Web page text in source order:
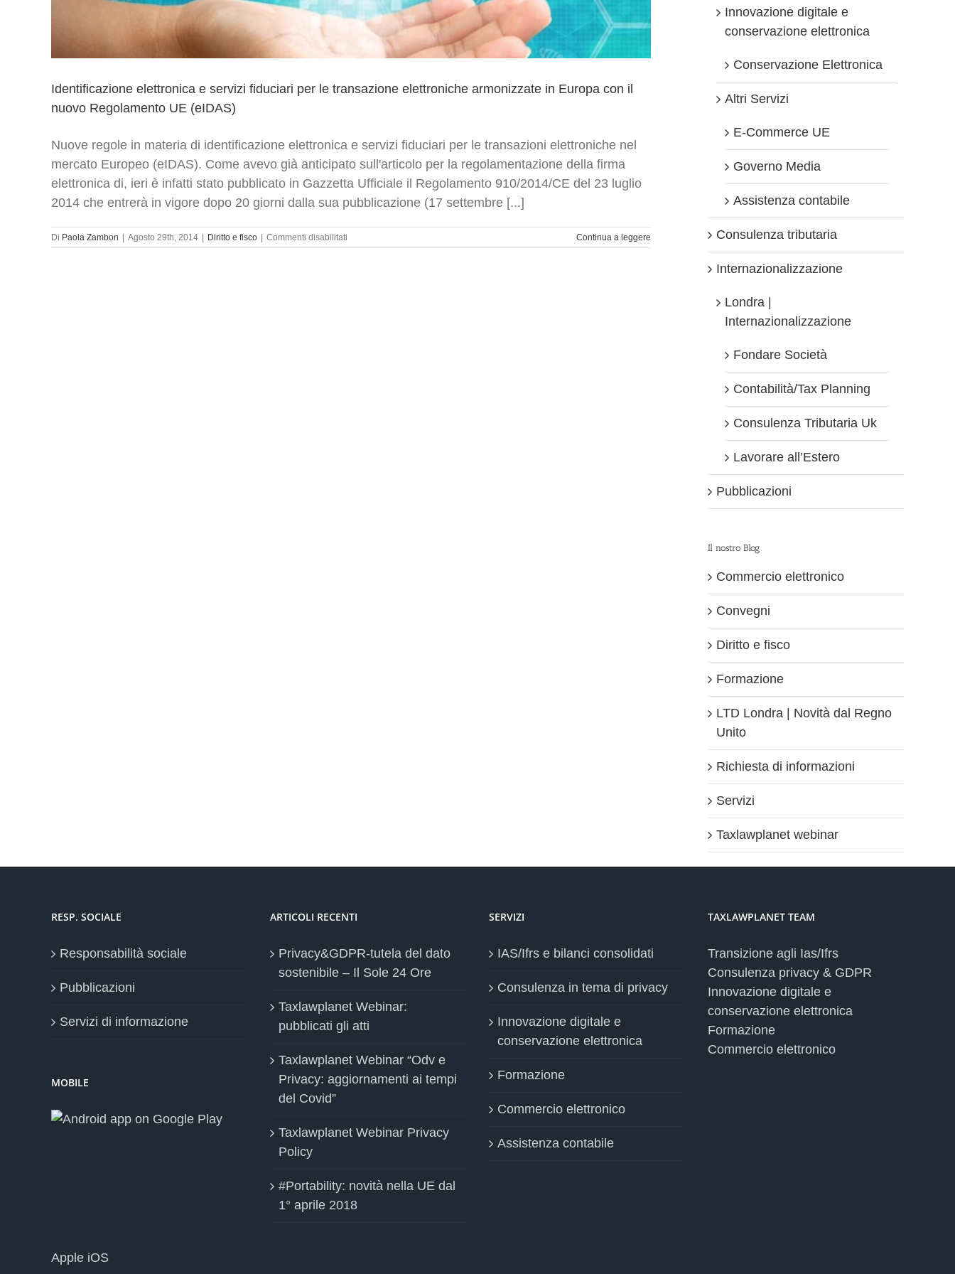
Identificazione elettronica e servizi fiduciari per le transazione elettroniche armonizzate in Europa con il
nuovo Regolamento UE (eIDAS)
Nuove regole in materia di identificazione elettronica e servizi fiduciari per le transazioni elettroniche nel
mercato Europeo (eIDAS). Come avevo già anticipato sull'articolo per la regolamentazione della firma
elettronica di, ieri è infatti stato pubblicato in Gazzetta Ufficiale il Regolamento 910/2014/CE del 23 luglio
2014 che entrerà in vigore dopo 20 giorni dalla sua pubblicazione (17 settembre [...]
Di Paola Zambon Agosto 29th, 2014 Diritto e fisco Commenti disabilitati
Identificazione
Continua a leggere
Innovazione digitale e
conservazione elettronica
Conservazione Elettronica
Altri Servizi
E-Commerce UE
Governo Media
Assistenza contabile
Consulenza tributaria
Internazionalizzazione
Londra |
Internazionalizzazione
Fondare Società
Contabilità/Tax Planning
Consulenza Tributaria Uk
Lavorare all’Estero
Pubblicazioni
Il nostro Blog
Commercio elettronico
Convegni
Diritto e fisco
Formazione
LTD Londra | Novità dal Regno
Unito
Richiesta di informazioni
Servizi
Taxlawplanet webinar
RESP. SOCIALE
Responsabilità sociale
Pubblicazioni
Servizi di informazione
MOBILE
Apple iOS
ARTICOLI RECENTI
Privacy&GDPR-tutela del dato
sostenibile – Il Sole 24 Ore
Taxlawplanet Webinar:
pubblicati gli atti
Taxlawplanet Webinar “Odv e
Privacy: aggiornamenti ai tempi
del Covid”
Taxlawplanet Webinar Privacy
Policy
#Portability: novità nella UE dal
1° aprile 2018
SERVIZI
IAS/Ifrs e bilanci consolidati
Consulenza in tema di privacy
Innovazione digitale e
conservazione elettronica
Formazione
Commercio elettronico
Assistenza contabile
TAXLAWPLANET TEAM
Transizione agli Ias/Ifrs
Consulenza privacy & GDPR
Innovazione digitale e
conservazione elettronica
Formazione
Commercio elettronico